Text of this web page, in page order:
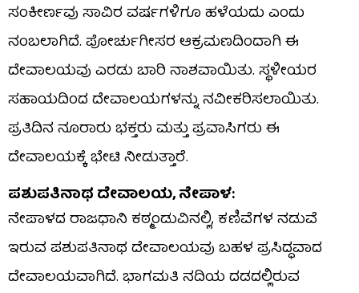
ಸಂಕೀರ್ಣವು ಸಾವಿರ ವರ್ಷಗಳಿಗೂ ಹಳೆಯದು ಎಂದು
ನಂಬಲಾಗಿದೆ. ಪೋರ್ಚುಗೀಸರ ಆಕ್ರಮಣದಿಂದಾಗಿ ಈ
ದೇವಾಲಯವು ಎರಡು ಬಾರಿ ನಾಶವಾಯಿತು. ಸ್ಥಳೀಯರ
ಸಹಾಯದಿಂದ ದೇವಾಲಯಗಳನ್ನು ನವೀಕರಿಸಲಾಯಿತು.
ಪ್ರತಿದಿನ ನೂರಾರು ಭಕ್ತರು ಮತ್ತು ಪ್ರವಾಸಿಗರು ಈ
ದೇವಾಲಯಕ್ಕೆ ಭೇಟಿ ನೀಡುತ್ತಾರೆ.
ಪಶುಪತಿನಾಥ ದೇವಾಲಯ, ನೇಪಾಳ:
ನೇಪಾಳದ ರಾಜಧಾನಿ ಕಠ್ಮಂಡುವಿನಲ್ಲಿ, ಕಣಿವೆಗಳ ನಡುವೆ
ಇರುವ ಪಶುಪತಿನಾಥ ದೇವಾಲಯವು ಬಹಳ ಪ್ರಸಿದ್ಧವಾದ
ದೇವಾಲಯವಾಗಿದೆ. ಭಾಗಮತಿ ನದಿಯ ದಡದಲ್ಲಿರುವ